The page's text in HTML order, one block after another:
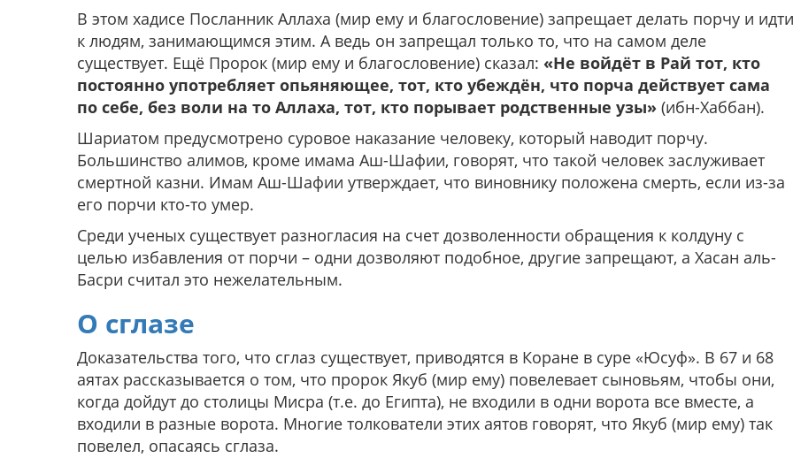
В этом хадисе Посланник Аллаха (мир ему и благословение) запрещает делать порчу и идти
к людям, занимающимся этим. А ведь он запрещал только то, что на самом деле
существует. Ещё Пророк (мир ему и благословение) сказал: «Не войдёт в Рай тот, кто
постоянно употребляет опьяняющее, тот, кто убеждён, что порча действует сама
по себе, без воли на то Аллаха, тот, кто порывает родственные узы» (ибн-Хаббан).
Шариатом предусмотрено суровое наказание человеку, который наводит порчу.
Большинство алимов, кроме имама Аш-Шафии, говорят, что такой человек заслуживает
смертной казни. Имам Аш-Шафии утверждает, что виновнику положена смерть, если из-за
его порчи кто-то умер.
Среди ученых существует разногласия на счет дозволенности обращения к колдуну с
целью избавления от порчи – одни дозволяют подобное, другие запрещают, а Хасан аль-
Басри считал это нежелательным.
О сглазе
Доказательства того, что сглаз существует, приводятся в Коране в суре «Юсуф». В 67 и 68
аятах рассказывается о том, что пророк Якуб (мир ему) повелевает сыновьям, чтобы они,
когда дойдут до столицы Мисра (т.е. до Египта), не входили в одни ворота все вместе, а
входили в разные ворота. Многие толкователи этих аятов говорят, что Якуб (мир ему) так
повелел, опасаясь сглаза.